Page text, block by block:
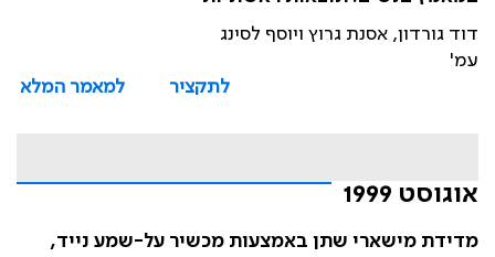
דוד גורדון, אסנת גרוץ ויוסף לסינג
עמ'
לתקציר
למאמר המלא
אוגוסט 1999
מדידת מישארי שתן באמצעות מכשיר על-שמע נייד,